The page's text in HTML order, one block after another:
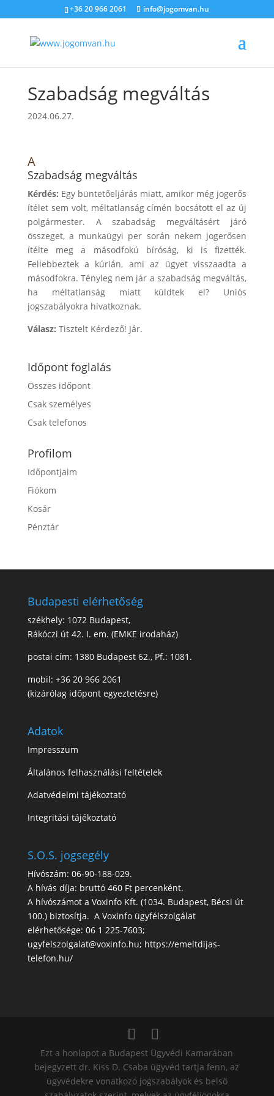
+36 20 966 2061 info@jogomvan.hu
Szabadság megváltás
2024.06.27.
A
Szabadság megváltás
Kérdés: Egy büntetőeljárás miatt, amikor még jogerős
ítélet sem volt, méltatlanság címén bocsátott el az új
polgármester. A szabadság megváltásért járó
összeget, a munkaügyi per során nekem jogerősen
ítélte meg a másodfokú bíróság, ki is fizették.
Fellebbeztek a kúrián, ami az ügyet visszaadta a
másodfokra. Tényleg nem jár a szabadság megváltás,
ha méltatlanság miatt küldtek el? Uniós
jogszabályokra hivatkoznak.
Válasz: Tisztelt Kérdező! Jár.
Időpont foglalás
Összes időpont
Csak személyes
Csak telefonos
Profilom
Időpontjaim
Fiókom
Kosár
Pénztár
Budapesti elérhetőség
székhely: 1072 Budapest,
Rákóczi út 42. I. em. (EMKE irodaház)
postai cím: 1380 Budapest 62., Pf.: 1081.
mobil: +36 20 966 2061
(kizárólag időpont egyeztetésre)
Adatok
Impresszum
Általános felhasználási feltételek
Adatvédelmi tájékoztató
Integritási tájékoztató
S.O.S. jogsegély
Hívószám: 06-90-188-029.
A hívás díja: bruttó 460 Ft percenként.
A hívószámot a Voxinfo Kft. (1034. Budapest, Bécsi út
100.) biztosítja. A Voxinfo ügyfélszolgálat
elérhetősége: 06 1 225-7603;
ugyfelszolgalat@voxinfo.hu; https://emeltdijas-
telefon.hu/
Ezt a honlapot a Budapest Ügyvédi Kamarában
bejegyzett dr. Kiss D. Csaba ügyvéd tartja fenn, az
ügyvédekre vonatkozó jogszabályok és belső